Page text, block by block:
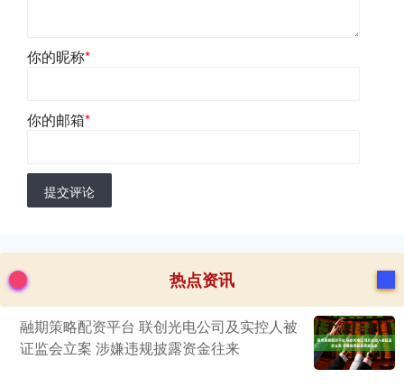
你的昵称*
你的邮箱*
提交评论
热点资讯
融期策略配资平台 联创光电公司及实控人被
证监会立案 涉嫌违规披露资金往来